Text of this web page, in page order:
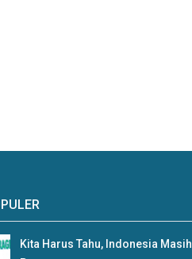
Kita Harus Tahu, Indonesia Masih